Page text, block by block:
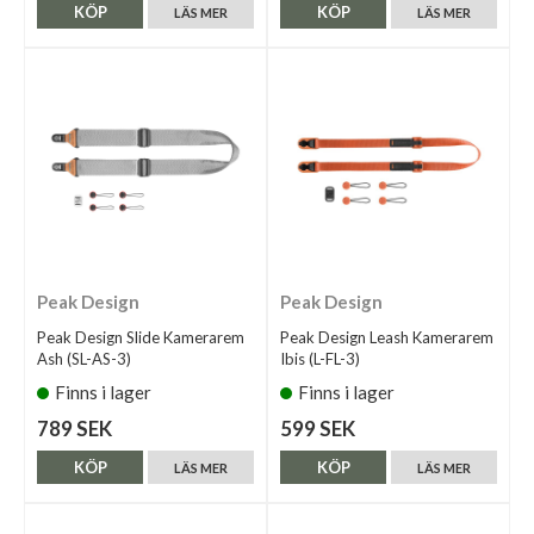
LÄS MER
KÖP LÄS MER
KÖP
Peak Design
Peak Design Slide Kamerarem
Ash (SL-AS-3)
Finns i lager
789 SEK
LÄS MER
KÖP
Peak Design
Peak Design Leash Kamerarem
Ibis (L-FL-3)
Finns i lager
599 SEK
LÄS MER
KÖP